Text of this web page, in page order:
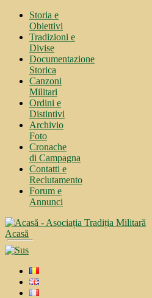
Storia e
Obiettivi
Tradizioni e
Divise
Documentazione
Storica
Canzoni
Militari
Ordini e
Distintivi
Archivio
Foto
Cronache
di Campagna
Contatti e
Reclutamento
Forum e
Annunci
Acasă